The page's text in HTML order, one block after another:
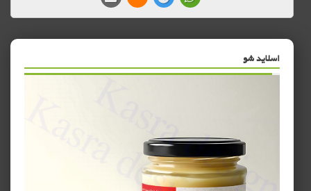
اسلاید شو